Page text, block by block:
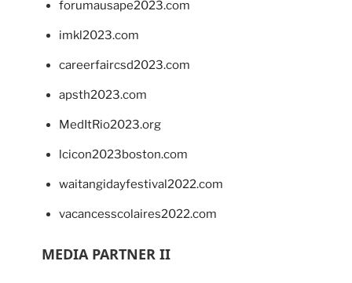
forumausape2023.com
imkl2023.com
careerfaircsd2023.com
apsth2023.com
MedItRio2023.org
lcicon2023boston.com
waitangidayfestival2022.com
vacancesscolaires2022.com
MEDIA PARTNER II